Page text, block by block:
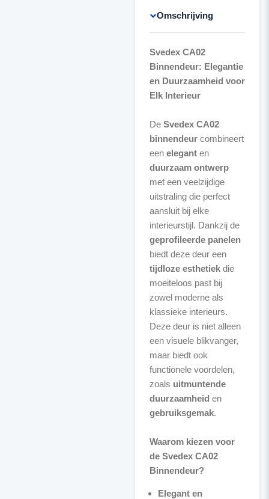
Omschrijving
Svedex CA02
Binnendeur: Elegantie
en Duurzaamheid voor
Elk Interieur
De Svedex CA02
binnendeurcombineert
een eleganten
duurzaam ontwerp
met een veelzijdige
uitstraling die perfect
aansluit bij elke
interieurstijl. Dankzij de
geprofileerde panelen
biedt deze deur een
tijdloze esthetiekdie
moeiteloos past bij
zowel moderne als
klassieke interieurs.
Deze deur is niet alleen
een visuele blikvanger,
maar biedt ook
functionele voordelen,
zoals uitmuntende
duurzaamheid en
gebruiksgemak.
Waarom kiezen voor
de Svedex CA02
Binnendeur?
Elegant en